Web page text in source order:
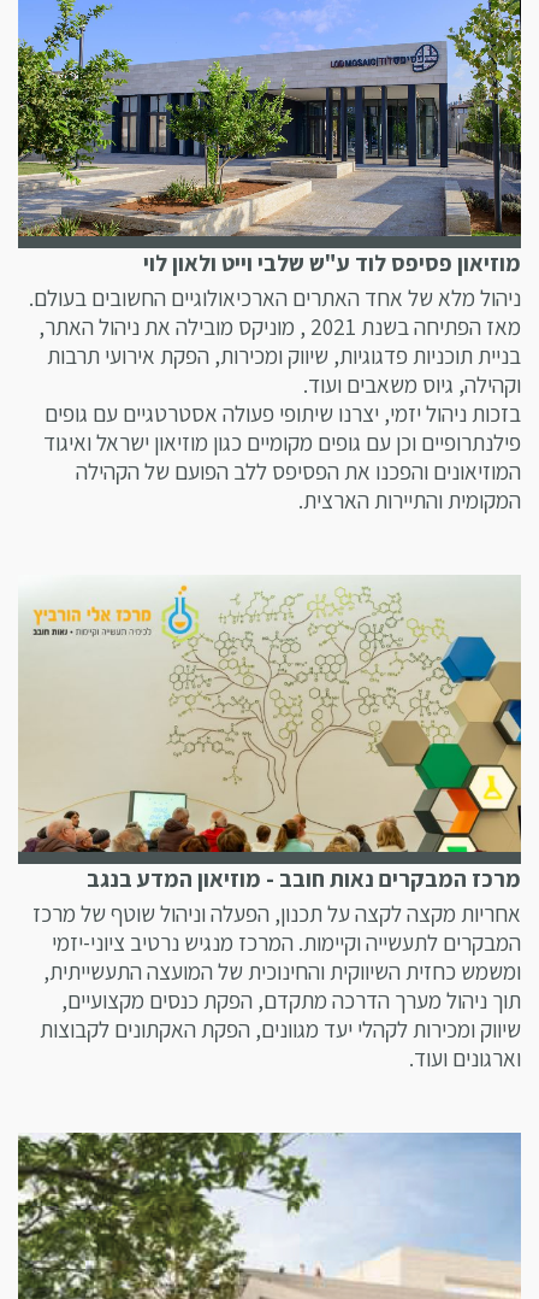
מוזיאון פסיפס לוד ע"ש שלבי וייט ולאון לוי
ניהול מלא של אחד האתרים הארכיאולוגיים החשובים בעולם.
מאז הפתיחה בשנת 2021 , מוניקס מובילה את ניהול האתר,
בניית תוכניות פדגוגיות, שיווק ומכירות, הפקת אירועי תרבות
וקהילה, גיוס משאבים ועוד.
בזכות ניהול יזמי, יצרנו שיתופי פעולה אסטרטגיים עם גופים
פילנתרופיים וכן עם גופים מקומיים כגון מוזיאון ישראל ואיגוד
המוזיאונים והפכנו את הפסיפס ללב הפועם של הקהילה
המקומית והתיירות הארצית.
מרכז המבקרים נאות חובב - מוזיאון המדע בנגב
אחריות מקצה לקצה על תכנון, הפעלה וניהול שוטף של מרכז
המבקרים לתעשייה וקיימות. המרכז מנגיש נרטיב ציוני-יזמי
ומשמש כחזית השיווקית והחינוכית של המועצה התעשייתית,
תוך ניהול מערך הדרכה מתקדם, הפקת כנסים מקצועיים,
שיווק ומכירות לקהלי יעד מגוונים, הפקת האקתונים לקבוצות
וארגונים ועוד.